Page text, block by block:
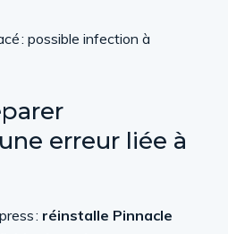
: possible infection à
erreur liée à
: réinstalle Pinnacle